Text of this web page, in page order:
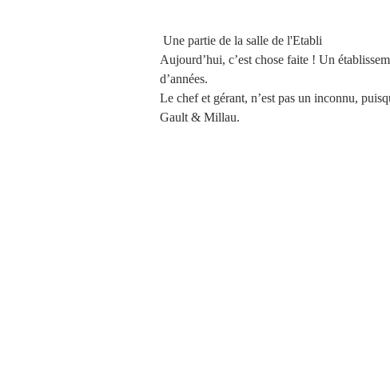
Une partie de la salle de l'Etabli
Aujourd’hui, c’est chose faite ! Un
d’années.
Le chef et gérant, n’est pas un inconnu,
Gault & Millau.